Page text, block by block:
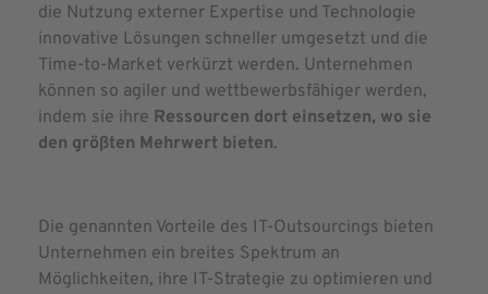
die Nutzung externer Expertise und Technologie
innovative Lösungen schneller umgesetzt und die
Time-to-Market verkürzt werden. Unternehmen
können so agiler und wettbewerbsfähiger werden,
indem sie ihre Ressourcen dort einsetzen, wo sie
den größten Mehrwert bieten.
Die genannten Vorteile des IT-Outsourcings bieten
Unternehmen ein breites Spektrum an
Möglichkeiten, ihre IT-Strategie zu optimieren und